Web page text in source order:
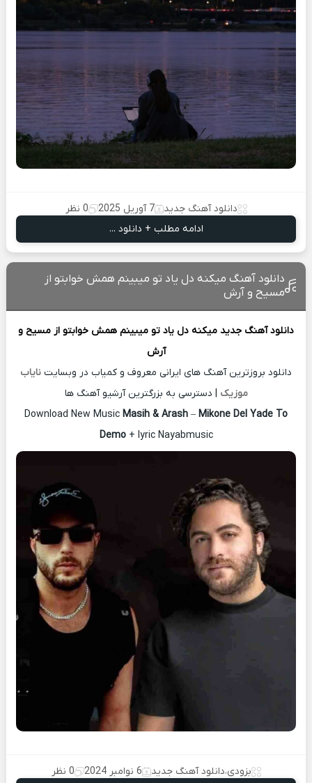
دانلود آهنگ جدید 7 آوریل 2025
0 نظر
ادامه مطلب + دانلود ...
دانلود آهنگ میکنه دل یاد تو میبینم همش خوابتو از
مسیح و آرش
دانلود آهنگ جدید میکنه دل یاد تو میبینم همش خوابتو از مسیح و
آرش
دانلود بروزترین آهنگ های ایرانی معروف و کمیاب در وبسایت نایاب
موزیک | دسترسی به بزرگترین آرشیو آهنگ ها
Download New Music Masih & Arash – Mikone Del Yade To
Demo+ lyric Nayabmusic
بزودی،دانلود آهنگ جدید 6 نوامبر 2024
0 نظر